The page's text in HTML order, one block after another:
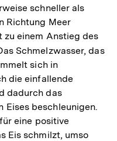
schneller als
Richtung Meer
einem Anstieg des
Schmelzwasser, das
sich in
die einfallende
dadurch das
Eises beschleunigen.
eine positive
Eis schmilzt, umso